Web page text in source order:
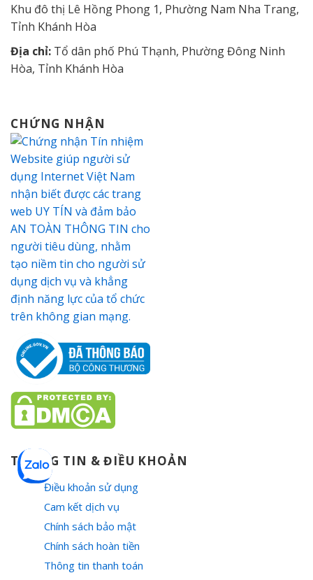
Khu đô thị Lê Hồng Phong 1, Phường Nam Nha Trang,
Tỉnh Khánh Hòa
Địa chỉ: Tổ dân phố Phú Thạnh, Phường Đông Ninh
Hòa, Tỉnh Khánh Hòa
CHỨNG NHẬN
THÔNG TIN & ĐIỀU KHOẢN
Điều khoản sử dụng
Cam kết dịch vụ
Chính sách bảo mật
Chính sách hoàn tiền
Thông tin thanh toán